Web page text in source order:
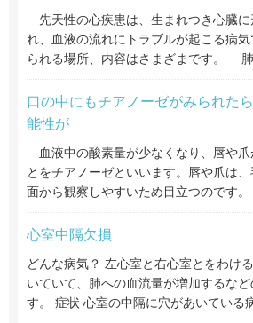
先天性の心疾患は、生まれつき心臓に
れ、血液の流れにトラブルが起こる病
られる場所、内容はさまざまです。
口の中にもチアノーゼがみられた
能性が
血液中の酸素量が少なくなり、唇や爪
とをチアノーゼといいます。唇や爪は
面から観察しやすいため目立つのです
心室中隔欠損
どんな病気？ 左心室と右心室とをわけ
いていて、肺への血流量が増加するな
す。 症状 心室の中隔に穴があいている